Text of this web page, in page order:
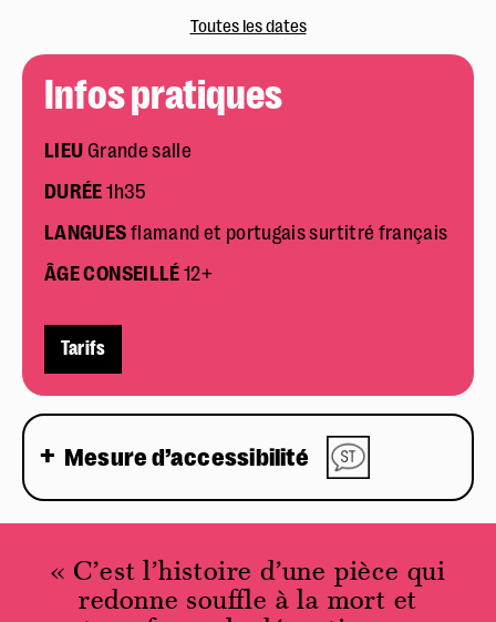
Contrastes :par défaut
Toutes les dates
Infos pratiques
LIEU Grande salle
DURÉE 1h35
LANGUES flamand et portugais surtitré français
ÂGE CONSEILLÉ12+
Tarifs
Mesure d’accessibilité
« C’est l’histoire d’une pièce qui
redonne souffle à la mort et